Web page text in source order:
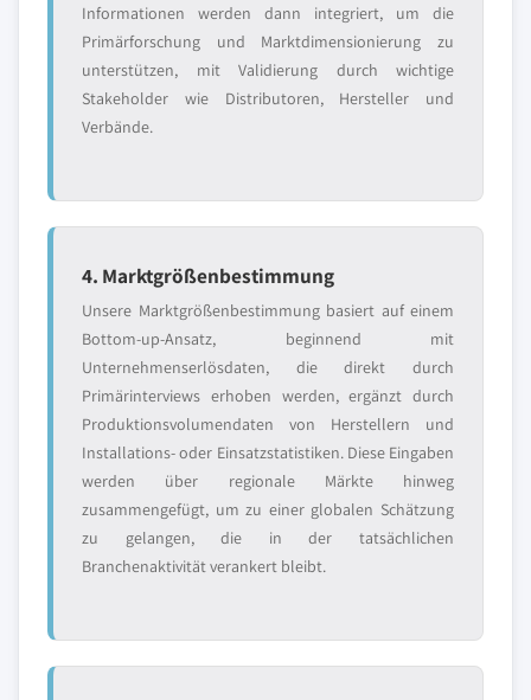
Informationen werden dann integriert, um die
Primärforschung und Marktdimensionierung zu
unterstützen, mit Validierung durch wichtige
Stakeholder wie Distributoren, Hersteller und
Verbände.
4. Marktgrößenbestimmung
Unsere Marktgrößenbestimmung basiert auf einem
Bottom-up-Ansatz, beginnend mit
Unternehmenserlösdaten, die direkt durch
Primärinterviews erhoben werden, ergänzt durch
Produktionsvolumendaten von Herstellern und
Installations- oder Einsatzstatistiken. Diese Eingaben
werden über regionale Märkte hinweg
zusammengefügt, um zu einer globalen Schätzung
zu gelangen, die in der tatsächlichen
Branchenaktivität verankert bleibt.